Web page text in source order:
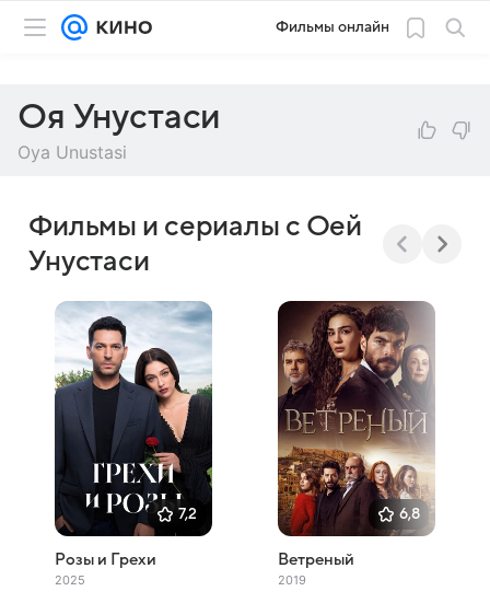
Фильмы онлайн
Оя Унустаси
Oya Unustasi
Фильмы и сериалы с Оей
Унустаси
7,2
Розы и Грехи
2025
6,8
Ветреный
2019